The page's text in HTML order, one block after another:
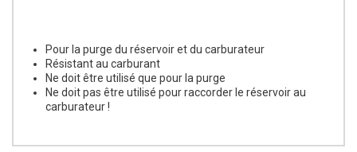
Pour la purge du réservoir et du carburateur
Résistant au carburant
Ne doit être utilisé que pour la purge
Ne doit pas être utilisé pour raccorder le réservoir au
carburateur !